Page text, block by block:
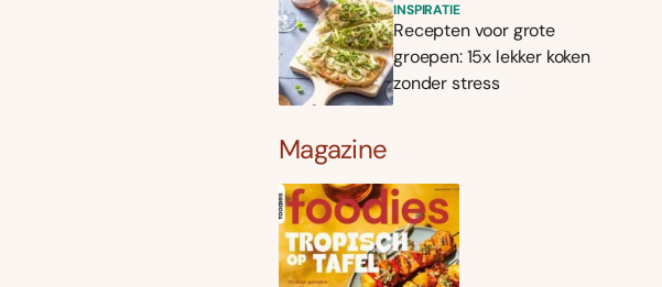
INSPIRATIE
Recepten voor grote
groepen: 15x lekker koken
zonder stress
Magazine